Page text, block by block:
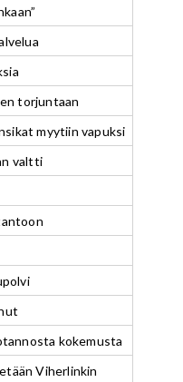
torjuntaan
myytiin vapuksi
valtti
kokemusta
Viherlinkin